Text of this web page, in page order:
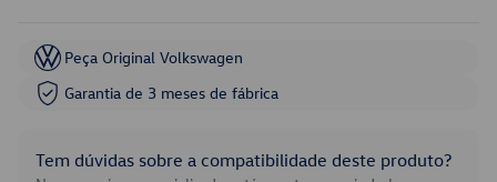
Peça Original Volkswagen
Garantia de 3 meses de fábrica
Tem dúvidas sobre a compatibilidade deste produto?